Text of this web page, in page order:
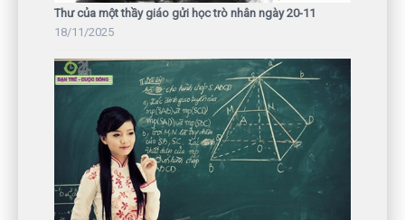
Thư của một thầy giáo gửi học trò nhân ngày 20-11
18/11/2025